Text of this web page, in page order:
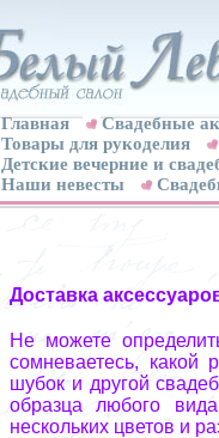
Главная
Свадебные
Товары для рукоделия
Детские вечерние и
Наши невесты
Доставка
Не можете
сомневаетесь, какой
шубок и другой
образца любого
нескольких цветов и